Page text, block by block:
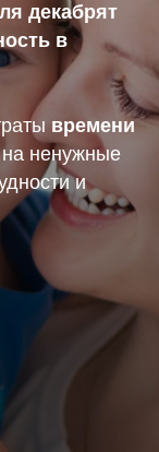
декабрят
в
времени
на ненужные
и